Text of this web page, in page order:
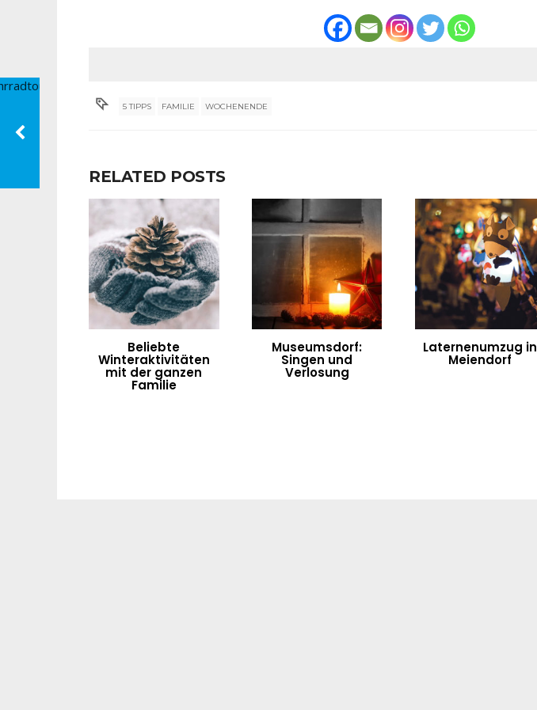
5 TIPPS FAMILIE WOCHENENDE
RELATED POSTS
Beliebte
Winteraktivitäten
mit der ganzen
Familie
Museumsdorf:
Singen und
Verlosung
Laternenumzug in
Meiendorf